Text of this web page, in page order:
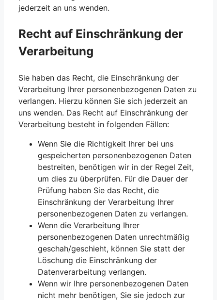
jederzeit an uns wenden.
Recht auf Einschränkung der
Verarbeitung
Sie haben das Recht, die Einschränkung der
Verarbeitung Ihrer personenbezogenen Daten zu
verlangen. Hierzu können Sie sich jederzeit an
uns wenden. Das Recht auf Einschränkung der
Verarbeitung besteht in folgenden Fällen:
Wenn Sie die Richtigkeit Ihrer bei uns
gespeicherten personenbezogenen Daten
bestreiten, benötigen wir in der Regel Zeit,
um dies zu überprüfen. Für die Dauer der
Prüfung haben Sie das Recht, die
Einschränkung der Verarbeitung Ihrer
personenbezogenen Daten zu verlangen.
Wenn die Verarbeitung Ihrer
personenbezogenen Daten unrechtmäßig
geschah/geschieht, können Sie statt der
Löschung die Einschränkung der
Datenverarbeitung verlangen.
Wenn wir Ihre personenbezogenen Daten
nicht mehr benötigen, Sie sie jedoch zur